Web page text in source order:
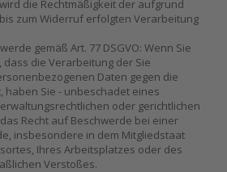
die Rechtmäßigkeit der aufgrund
zum Widerruf erfolgten Verarbeitung
gemäß Art. 77 DSGVO: Wenn Sie
dass die Verarbeitung der Sie
Daten gegen die
haben Sie - unbeschadet eines
oder gerichtlichen
Recht auf Beschwerde bei einer
insbesondere in dem Mitgliedstaat
Ihres Arbeitsplatzes oder des
Verstoßes.